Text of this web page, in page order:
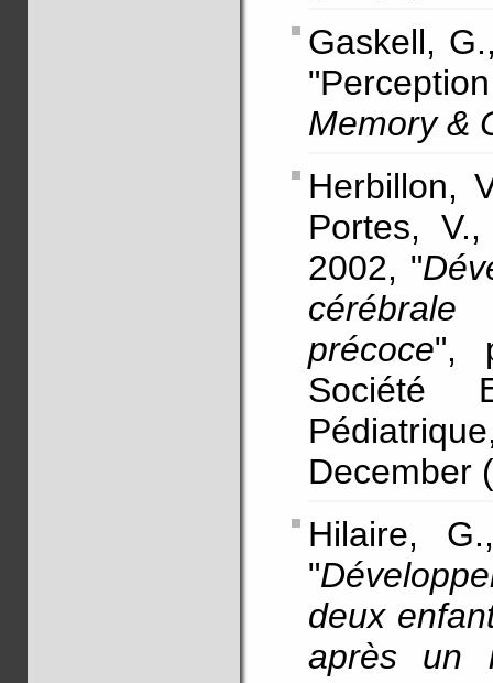
Gaskell,
Memory &
Herbillon,
Portes,
2002, "
précoce",
Société
December
Hilaire,
"
deux
après un